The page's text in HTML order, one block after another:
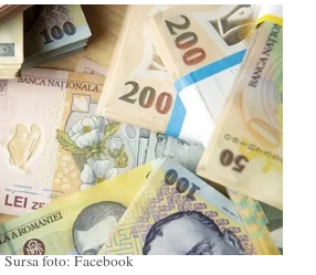
Sursa foto: Facebook